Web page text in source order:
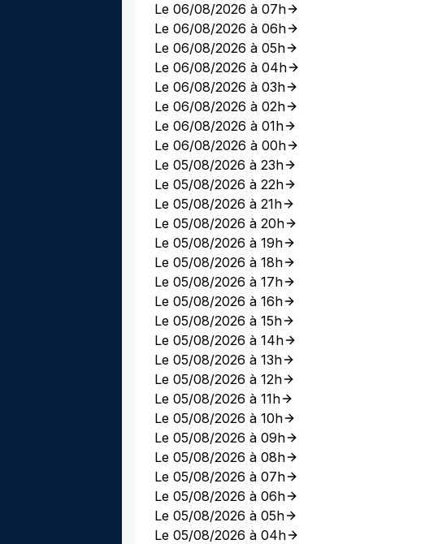
Le 06/08/2026 à 07h
Le 06/08/2026 à 06h
Le 06/08/2026 à 05h
Le 06/08/2026 à 04h
Le 06/08/2026 à 03h
Le 06/08/2026 à 02h
Le 06/08/2026 à 01h
Le 06/08/2026 à 00h
Le 05/08/2026 à 23h
Le 05/08/2026 à 22h
Le 05/08/2026 à 21h
Le 05/08/2026 à 20h
Le 05/08/2026 à 19h
Le 05/08/2026 à 18h
Le 05/08/2026 à 17h
Le 05/08/2026 à 16h
Le 05/08/2026 à 15h
Le 05/08/2026 à 14h
Le 05/08/2026 à 13h
Le 05/08/2026 à 12h
Le 05/08/2026 à 11h
Le 05/08/2026 à 10h
Le 05/08/2026 à 09h
Le 05/08/2026 à 08h
Le 05/08/2026 à 07h
Le 05/08/2026 à 06h
Le 05/08/2026 à 05h
Le 05/08/2026 à 04h